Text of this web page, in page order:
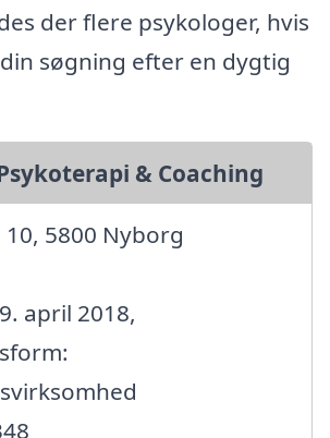
der flere psykologer, hvis
søgning efter en dygtig
& Coaching
5800 Nyborg
april 2018,